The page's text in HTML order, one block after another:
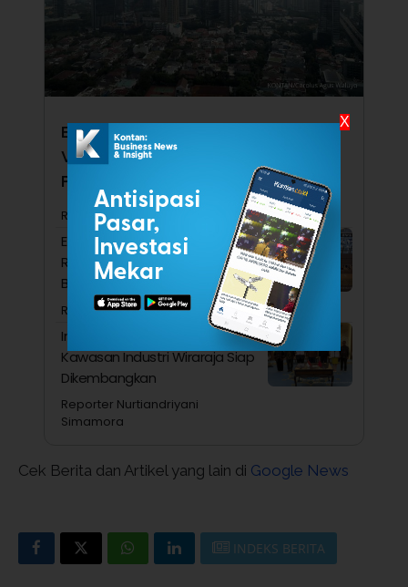
Ekonomi RI Kalah Kencang dari
Vietnam hingga Singapura, Apa
Penyebabnya?
Reporter Nurtiandriyani Simamora
Ekonom Ini Menduga Konsumsi
Rumah Tangga Ditopang
Belanja Orang Kaya
Reporter Siti Masitoh
Investasi China Masuk Madura,
Kawasan Industri Wiraraja Siap
Dikembangkan
Reporter Nurtiandriyani
Simamora
Cek Berita dan Artikel yang lain di Google News
INDEKS BERITA
X